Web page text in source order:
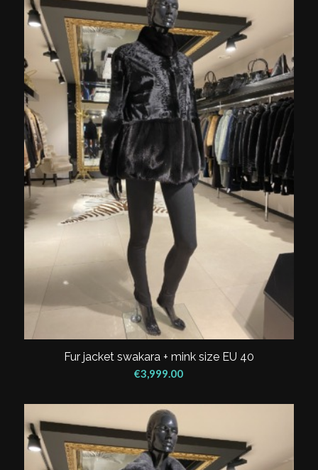
Fur jacket swakara + mink size EU 40
€3,999.00